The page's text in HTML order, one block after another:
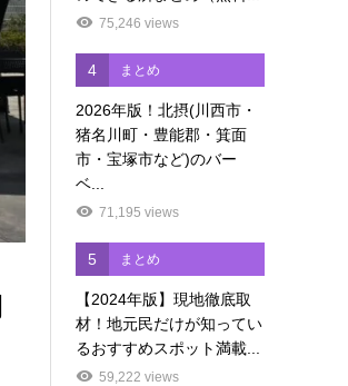
75,246 views
4 まとめ
2026年版！北摂(川西市・
猪名川町・豊能郡・箕面
市・宝塚市など)のバー
ベ...
71,195 views
5 まとめ
【2024年版】現地徹底取
材！地元民だけが知ってい
るおすすめスポット満載...
59,222 views